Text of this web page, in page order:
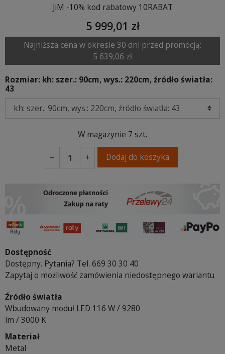
JiM -10% kod rabatowy 10RABAT
5 999,01 zł
Najniższa cena w okresie 30 dni przed promocją:
5 639,06 zł
Rozmiar: kh: szer.: 90cm, wys.: 220cm, źródło światła:
43
W magazynie 7 szt.
− + Dodaj do koszyka
Dostępność
Dostępny. Pytania? Tel. 669 30 30 40
Zapytaj o możliwość zamówienia niedostępnego wariantu
Źródło światła
Wbudowany moduł LED 116 W / 9280
lm / 3000 K
Materiał
Metal